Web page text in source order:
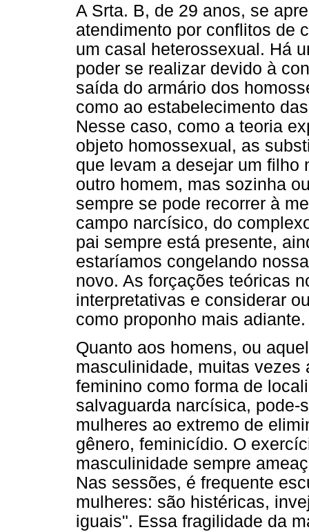
A Srta. B, de 29 anos, se
atendimento por conflitos de
um casal heterossexual. Há
poder se realizar devido à
saída do armário dos
como ao estabelecimento
Nesse caso, como a teoria
objeto homossexual, as
que levam a desejar um filho
outro homem, mas sozinha
sempre se pode recorrer à
campo narcísico, do
pai sempre está presente,
estaríamos congelando
novo. As forçações teóricas
interpretativas e considerar
como proponho mais adiante.
Quanto aos homens, ou
masculinidade, muitas
feminino como forma de
salvaguarda narcísica, pode-
mulheres ao extremo de
gênero, feminicídio. O
masculinidade sempre
Nas sessões, é frequente
mulheres: são histéricas,
iguais". Essa fragilidade da